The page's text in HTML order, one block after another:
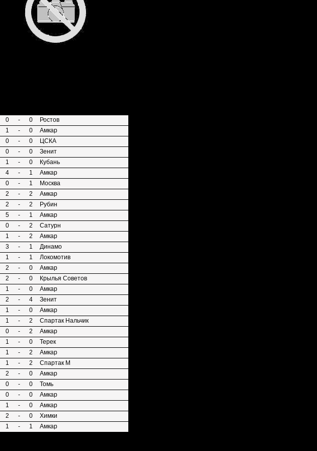
0 - 0
Ростов
1 - 0
Амкар
0 - 0
ЦСКА
0 - 0
Зенит
1 - 0
Кубань
4 - 1
Амкар
0 - 1
Москва
2 - 2
Амкар
2 - 2
Рубин
5 - 1
Амкар
0 - 2
Сатурн
1 - 2
Амкар
3 - 1
Динамо
1 - 1
Локомотив
2 - 0
Амкар
2 - 0
Крылья Советов
1 - 0
Амкар
2 - 4
Зенит
1 - 0
Амкар
1 - 2
Спартак Нальчик
0 - 2
Амкар
1 - 0
Терек
1 - 2
Амкар
1 - 2
Спартак М
2 - 0
Амкар
0 - 0
Томь
0 - 0
Амкар
1 - 0
Амкар
2 - 0
Химки
1 - 1 Амкар